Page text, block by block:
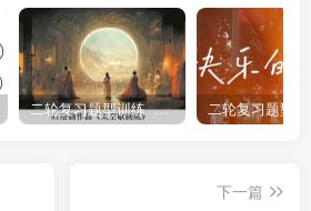
法律规定，侵犯商标权应以停止侵
担责任。某网络公司未经许可，在商
与我公司品牌商标近似的商标标注，
二轮复习题型训练 主观题-原因意义类
下一篇